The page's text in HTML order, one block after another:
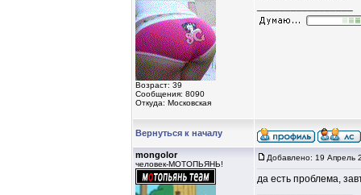
Возраст: 39
Сообщения: 8090
Откуда: Московская
Вернуться к началу
mongolor
человек-МОТОПЬЯНЬ!
Добавлено: 19 Апрель
да есть проблема,